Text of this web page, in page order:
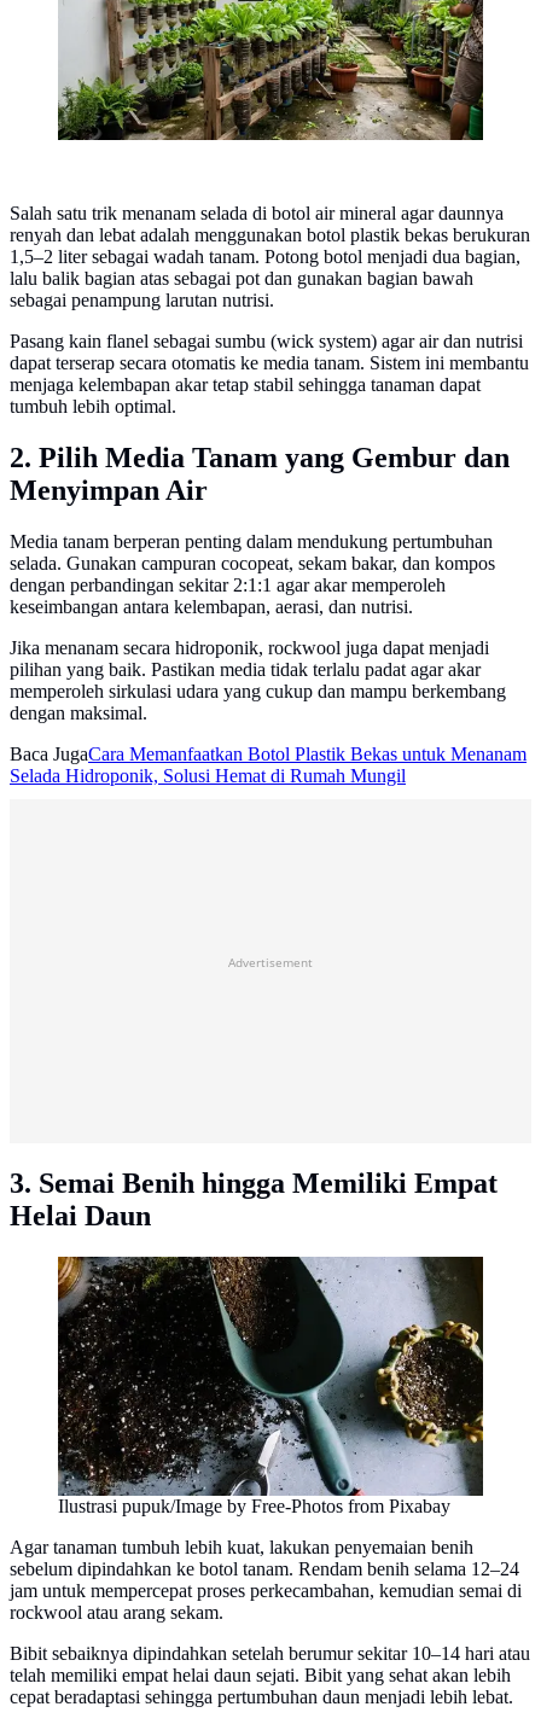
Salah satu trik menanam selada di botol air mineral agar daunnya
renyah dan lebat adalah menggunakan botol plastik bekas berukuran
1,5–2 liter sebagai wadah tanam. Potong botol menjadi dua bagian,
lalu balik bagian atas sebagai pot dan gunakan bagian bawah
sebagai penampung larutan nutrisi.
Pasang kain flanel sebagai sumbu (wick system) agar air dan nutrisi
dapat terserap secara otomatis ke media tanam. Sistem ini membantu
menjaga kelembapan akar tetap stabil sehingga tanaman dapat
tumbuh lebih optimal.
2. Pilih Media Tanam yang Gembur dan
Menyimpan Air
Media tanam berperan penting dalam mendukung pertumbuhan
selada. Gunakan campuran cocopeat, sekam bakar, dan kompos
dengan perbandingan sekitar 2:1:1 agar akar memperoleh
keseimbangan antara kelembapan, aerasi, dan nutrisi.
Jika menanam secara hidroponik, rockwool juga dapat menjadi
pilihan yang baik. Pastikan media tidak terlalu padat agar akar
memperoleh sirkulasi udara yang cukup dan mampu berkembang
dengan maksimal.
Baca JugaCara Memanfaatkan Botol Plastik Bekas untuk Menanam
Selada Hidroponik, Solusi Hemat di Rumah Mungil
Advertisement
3. Semai Benih hingga Memiliki Empat
Helai Daun
Ilustrasi pupuk/Image by Free-Photos from Pixabay
Agar tanaman tumbuh lebih kuat, lakukan penyemaian benih
sebelum dipindahkan ke botol tanam. Rendam benih selama 12–24
jam untuk mempercepat proses perkecambahan, kemudian semai di
rockwool atau arang sekam.
Bibit sebaiknya dipindahkan setelah berumur sekitar 10–14 hari atau
telah memiliki empat helai daun sejati. Bibit yang sehat akan lebih
cepat beradaptasi sehingga pertumbuhan daun menjadi lebih lebat.